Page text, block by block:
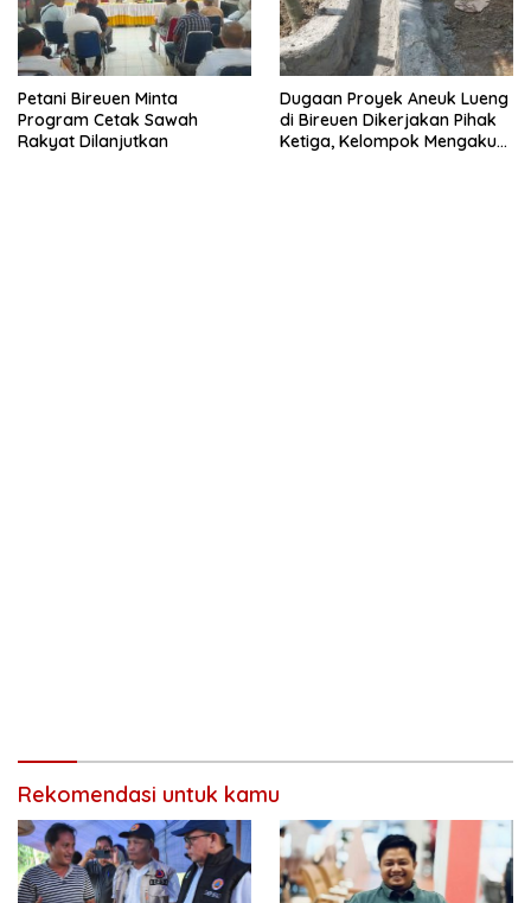
Petani Bireuen Minta
Program Cetak Sawah
Rakyat Dilanjutkan
Dugaan Proyek Aneuk Lueng
di Bireuen Dikerjakan Pihak
Ketiga, Kelompok Mengaku
Rekomendasi untuk kamu